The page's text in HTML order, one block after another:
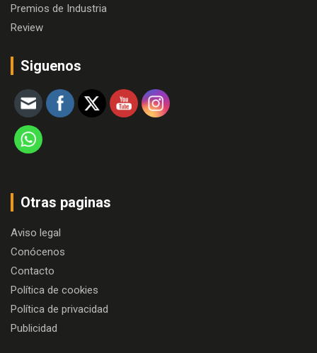
Premios de Industria
Review
Siguenos
Otras paginas
Aviso legal
Conócenos
Contacto
Política de cookies
Política de privacidad
Publicidad